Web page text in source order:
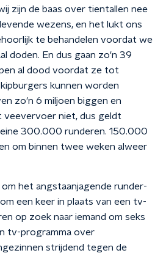
zijn de baas over tientallen nee
wezens, en het lukt ons
te behandelen voordat we
doden. En dus gaan zo'n 39
al dood voordat ze tot
kunnen worden
zo'n 6 miljoen biggen en
veevervoer niet, dus geldt
300.000 runderen. 150.000
om binnen twee weken alweer
het angstaanjagende runder-
een keer in plaats van een tv-
op zoek naar iemand om seks
tv-programma over
strijdend tegen de